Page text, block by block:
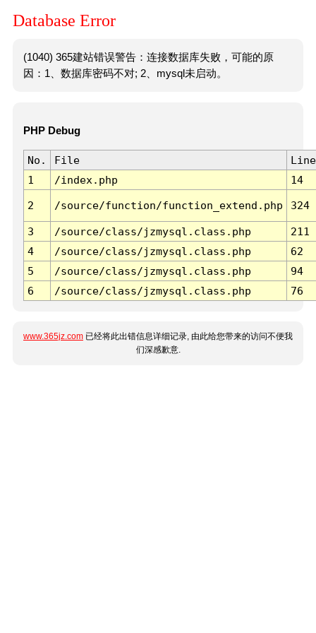
Database Error
(1040) 365建站错误警告：连接数据库失败，可能的原
因：1、数据库密码不对; 2、mysql未启动。
PHP Debug
No. File
Line
1
/index.php 14
2 /source/function/function_extend.php 324
3 /source/class/jzmysql.class.php
211
4
/source/class/jzmysql.class.php
62
5
/source/class/jzmysql.class.php
94
6
/source/class/jzmysql.class.php 76
www.365jz.com 已经将此出错信息详细记录, 由此给您带来的访问不便我
们深感歉意.